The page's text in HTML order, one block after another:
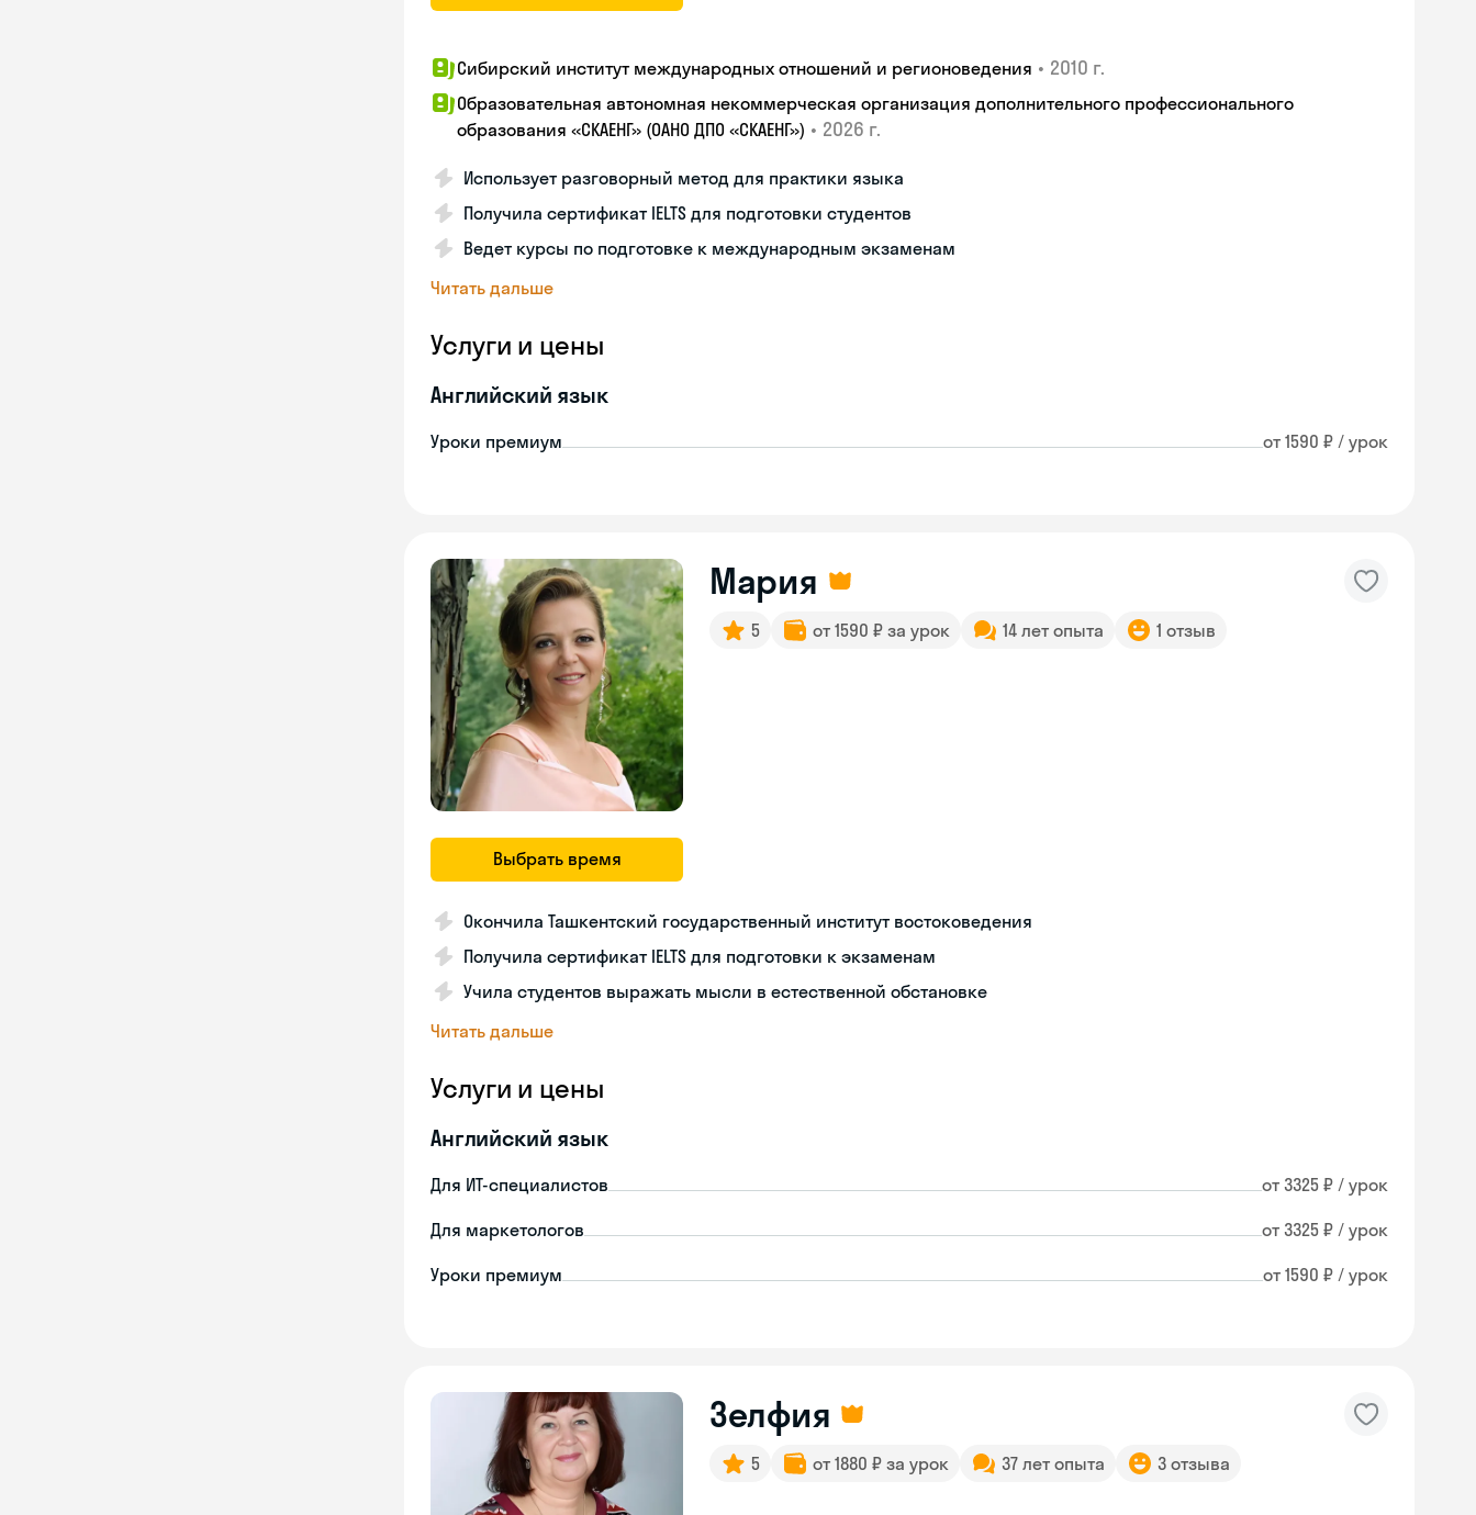
Сибирский институт международных отношений и регионоведения • 2010 г.
Образовательная автономная некоммерческая организация дополнительного профессионального
образования «СКАЕНГ» (ОАНО ДПО «СКАЕНГ») • 2026 г.
Использует разговорный метод для практики языка
Получила сертификат IELTS для подготовки студентов
Ведет курсы по подготовке к международным экзаменам
Читать дальше
Услуги и цены
Английский язык
Уроки премиум от 1590 ₽ / урок
Выбрать время
Мария
5 от 1590 ₽ за урок 14 лет опыта 1 отзыв
Окончила Ташкентский государственный институт востоковедения
Получила сертификат IELTS для подготовки к экзаменам
Учила студентов выражать мысли в естественной обстановке
Читать дальше
Услуги и цены
Английский язык
Для ИТ-специалистов от 3325 ₽ / урок
Для маркетологов от 3325 ₽ / урок
Уроки премиум от 1590 ₽ / урок
Зелфия
5 от 1880 ₽ за урок 37 лет опыта 3 отзыва